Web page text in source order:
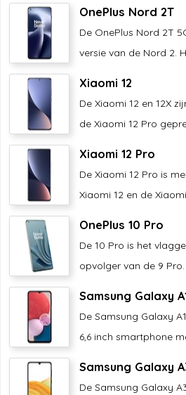
OnePlus Nord 2T
De OnePlus Nord 2T
versie van de Nord 2.
Xiaomi 12
De Xiaomi 12 en 12X
de Xiaomi 12 Pro
Xiaomi 12 Pro
De Xiaomi 12 Pro is
Xiaomi 12 en de
OnePlus 10 Pro
De 10 Pro is het
opvolger van de 9
Samsung Galaxy
De Samsung Galaxy
6,6 inch smartphone
Samsung Galaxy
De Samsung Galaxy